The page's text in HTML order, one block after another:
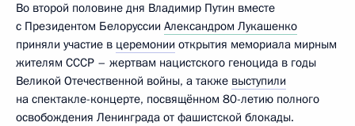
Во второй половине дня Владимир Путин вместе
с Президентом Белоруссии Александром Лукашенко
приняли участие в церемонии открытия мемориала мирным
жителям СССР – жертвам нацистского геноцида в годы
Великой Отечественной войны, а также выступили
на спектакле-концерте, посвящённом 80-летию полного
освобождения Ленинграда от фашистской блокады.